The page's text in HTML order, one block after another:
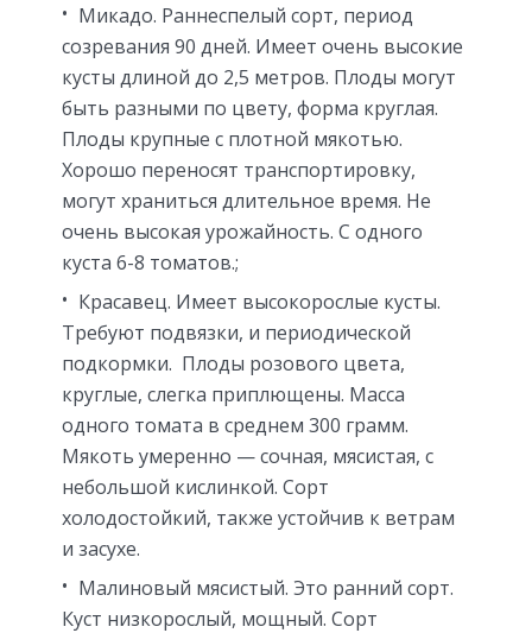
Микадо. Раннеспелый сорт, период
созревания 90 дней. Имеет очень высокие
кусты длиной до 2,5 метров. Плоды могут
быть разными по цвету, форма круглая.
Плоды крупные с плотной мякотью.
Хорошо переносят транспортировку,
могут храниться длительное время. Не
очень высокая урожайность. С одного
куста 6-8 томатов.;
Красавец. Имеет высокорослые кусты.
Требуют подвязки, и периодической
подкормки. Плоды розового цвета,
круглые, слегка приплющены. Масса
одного томата в среднем 300 грамм.
Мякоть умеренно — сочная, мясистая, с
небольшой кислинкой. Сорт
холодостойкий, также устойчив к ветрам
и засухе.
Малиновый мясистый. Это ранний сорт.
Куст низкорослый, мощный. Сорт